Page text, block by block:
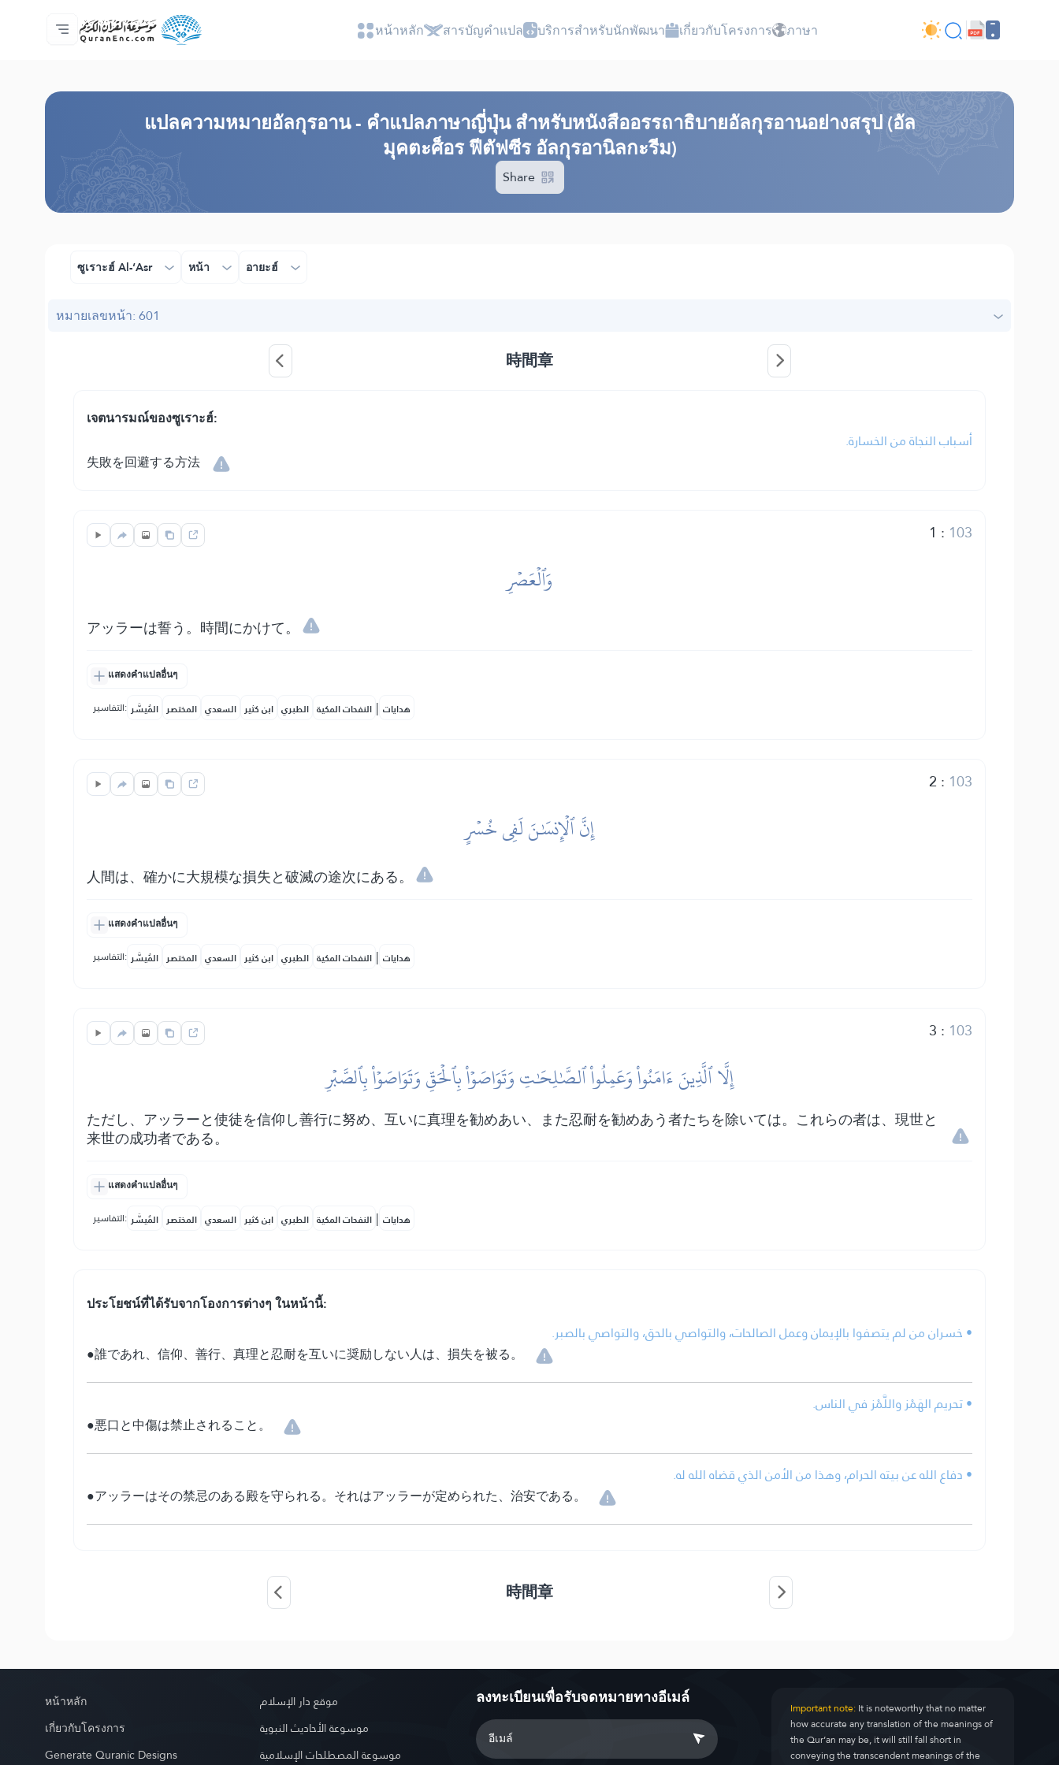
หน้าหลัก
สารบัญ​คำแปล
Audio
บริการสำหรับนักพัฒนา - API
เกี่ยวกับโครงการ
ติดต่อเรา
ภาษา หน้าหลัก สารบัญ​คำแปล บริการสำหรับนักพัฒนา เกี่ยวกับโครงการ ภาษา
แปล​ความหมาย​อัลกุรอาน​ - คำแปลภาษาญี่ปุ่น สำหรับหนังสืออรรถาธิบายอัลกุรอานอย่างสรุป (อัล
มุคตะศ็อร ฟีตัฟซีร อัลกุรอานิลกะรีม)
Share
ซูเราะฮ์ Al-‘Asr หน้า อายะฮ์
หมายเลขหน้า: 601
時間章
เจตนารมณ์ของซูเราะฮ์:
أسباب النجاة من الخسارة.
失敗を回避する方法
1 : 103
وَٱلۡعَصۡرِ
アッラーは誓う。時間にかけて。
แสดงคำแปลอื่นๆ
التفاسير: المُيسَّر المختصر السعدي ابن كثير الطبري النفحات المكية | هدايات
2 : 103
إِنَّ ٱلۡإِنسَٰنَ لَفِي خُسۡرٍ
人間は、確かに大規模な損失と破滅の途次にある。
แสดงคำแปลอื่นๆ
التفاسير: المُيسَّر المختصر السعدي ابن كثير الطبري النفحات المكية | هدايات
3 : 103
إِلَّا ٱلَّذِينَ ءَامَنُواْ وَعَمِلُواْ ٱلصَّٰلِحَٰتِ وَتَوَاصَوۡاْ بِٱلۡحَقِّ وَتَوَاصَوۡاْ بِٱلصَّبۡرِ
ただし、アッラーと使徒を信仰し善行に努め、互いに真理を勧めあい、また忍耐を勧めあう者たちを除いては。これらの者は、現世と
来世の成功者である。
แสดงคำแปลอื่นๆ
التفاسير: المُيسَّر المختصر السعدي ابن كثير الطبري النفحات المكية | هدايات
ประโยชน์​ที่​ได้รับ​จากโองการต่างๆ ในหน้านี้:
• خسران من لم يتصفوا بالإيمان وعمل الصالحات، والتواصي بالحق، والتواصي بالصبر.
●誰であれ、信仰、善行、真理と忍耐を互いに奨励しない人は、損失を被る。
• تحريم الهَمْز واللَّمْز في الناس.
●悪口と中傷は禁止されること。
• دفاع الله عن بيته الحرام، وهذا من الأمن الذي قضاه الله له.
●アッラーはその禁忌のある殿を守られる。それはアッラーが定められた、治安である。
時間章
หน้าหลัก
เกี่ยวกับโครงการ
Generate Quranic Designs
موقع دار الإسلام
موسوعة الأحاديث النبوية
موسوعة المصطلحات الإسلامية
ลงทะเบียนเพื่อรับจดหมายทางอีเมล์ Important note:It is noteworthy that no matter
how accurate any translation of the meanings of
the Qur’an may be, it will still fall short in
conveying the transcendent meanings of the